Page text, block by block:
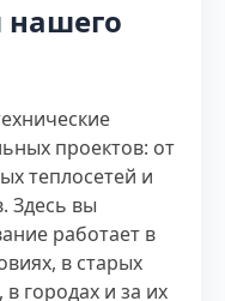
нашего
проектов: от
теплосетей и
Здесь вы
работает в
в старых
городах и за их